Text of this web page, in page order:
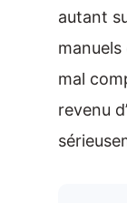
autant
mal
revenu